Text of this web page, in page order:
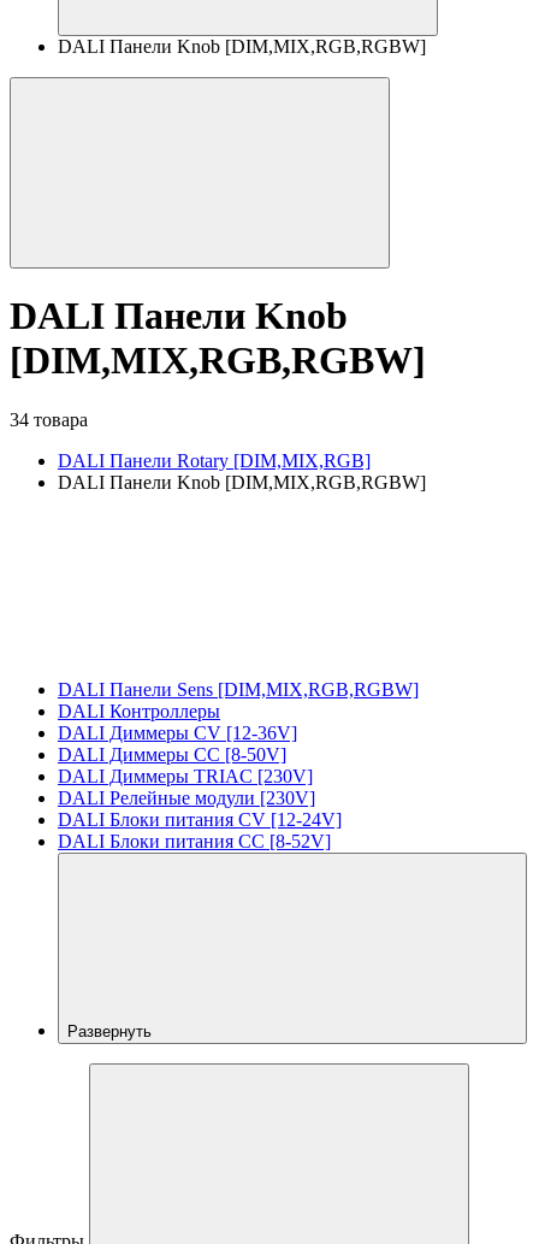
DALI Панели Knob [DIM,MIX,RGB,RGBW]
DALI Панели Knob
[DIM,MIX,RGB,RGBW]
34 товара
DALI Панели Rotary [DIM,MIX,RGB]
DALI Панели Knob [DIM,MIX,RGB,RGBW]
DALI Панели Sens [DIM,MIX,RGB,RGBW]
DALI Контроллеры
DALI Диммеры CV [12-36V]
DALI Диммеры CC [8-50V]
DALI Диммеры TRIAC [230V]
DALI Релейные модули [230V]
DALI Блоки питания CV [12-24V]
DALI Блоки питания CC [8-52V]
Развернуть